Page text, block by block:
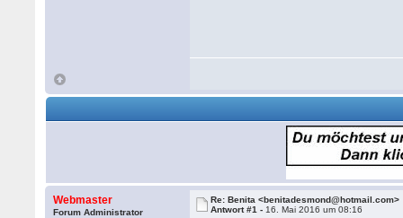
Webmaster
Forum Administrator
Re: Benita <benitadesmond@hotmail.com>
Antwort #1 - 16. Mai 2016 um 08:16